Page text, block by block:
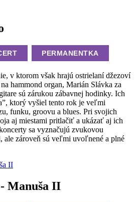
PERMANENTKA
v ktorom však hrajú ostrielaní džezoví
hammond organ, Marián Slávka za
sú zárukou zábavnej hodinky. Ich
ktorý vyšiel tento rok je veľmi
funku, groovu a blues. Pri svojich
aj miestami pritlačiť a ukázať aj ich
sa vyznačujú zvukovou
ale zároveň sú veľmi uvoľnené a plné
Manuša II